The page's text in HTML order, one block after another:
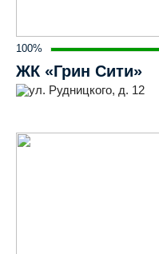
100%
ЖК «Грин Сити»
ул. Рудницкого, д. 12